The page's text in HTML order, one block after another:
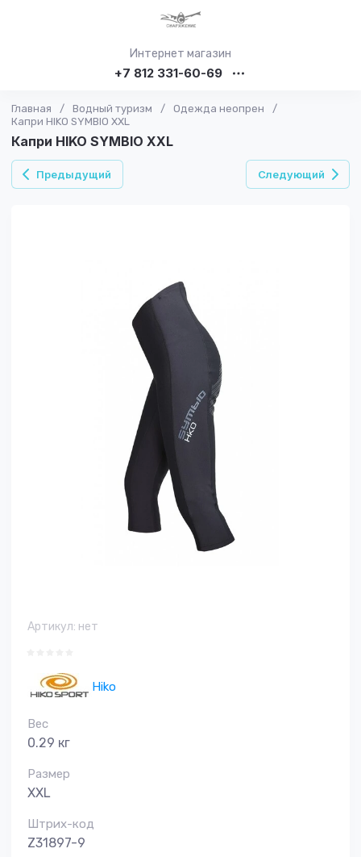
Интернет магазин
+7 812 331-60-69
Главная / Водный туризм / Одежда неопрен
/
Капри HIKO SYMBIO XXL
Капри HIKO SYMBIO XXL
Предыдущий Следующий
Артикул: нет
Hiko
Вес
0.29 кг
Размер
XXL
Штрих-код
Z31897-9